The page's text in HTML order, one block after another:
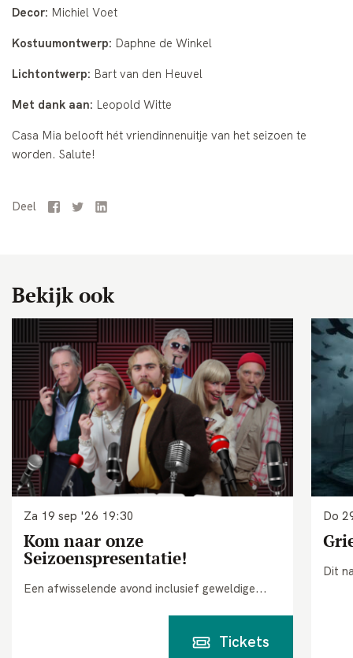
Decor: Michiel Voet
Kostuumontwerp: Daphne de Winkel
Lichtontwerp: Bart van den Heuvel
Met dank aan: Leopold Witte
Casa Mia belooft hét vriendinnenuitje van het seizoen te
worden. Salute!
Deel Facebook
TwitterLinkedIn
Bekijk ook
Za 19 sep '26 19:30
Kom naar onze
Seizoenspresentatie!
Een afwisselende avond inclusief geweldige...
Tickets
Do
Dit